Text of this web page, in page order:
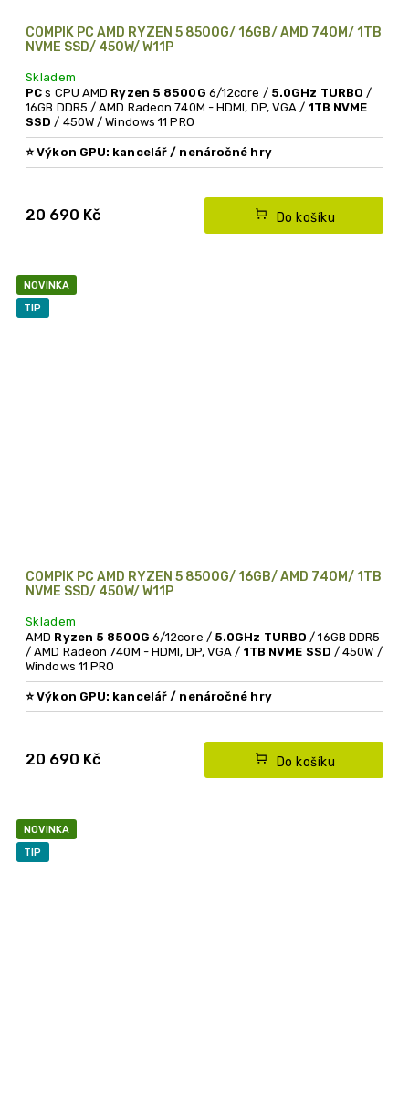
COMPÍK PC AMD RYZEN 5 8500G/ 16GB/ AMD 740M/ 1TB
NVME SSD/ 450W/ W11P
Skladem
20 690 Kč Do košíku
PC s CPU AMD Ryzen 5 8500G 6/12core / 5.0GHz TURBO /
16GB DDR5 / AMD Radeon 740M - HDMI, DP, VGA / 1TB NVME
SSD / 450W / Windows 11 PRO
⭐ Výkon GPU: kancelář / nenáročné hry
kancelářskou práci (office PC), ale díky výkonnému
grafickému čipu v procesoru i na hraní nových her.
NOVINKA
TIP
COMPÍK PC AMD RYZEN 5 8500G/ 16GB/ AMD 740M/ 1TB
NVME SSD/ 450W/ W11P
Skladem
20 690 Kč Do košíku
AMD Ryzen 5 8500G 6/12core / 5.0GHz TURBO / 16GB DDR5
/ AMD Radeon 740M - HDMI, DP, VGA / 1TB NVME SSD / 450W /
Windows 11 PRO
⭐ Výkon GPU: kancelář / nenáročné hry
kancelářskou práci, ale díky výkonnému grafickému čipu v
procesoru i na hraní nových her.
s 3 letou zárukou
NOVINKA
TIP